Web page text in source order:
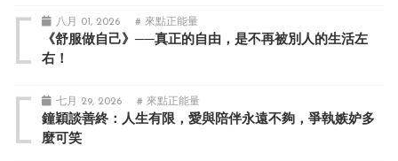
八月 01, 2026 # 來點正能量
《舒服做自己》──真正的自由，是不再被別人的生活左
右！
七月 29, 2026 # 來點正能量
鐘穎談善終：人生有限，愛與陪伴永遠不夠，爭執嫉妒多
麼可笑